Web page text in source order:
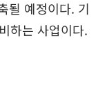
될 예정이다. 기
하는 사업이다.